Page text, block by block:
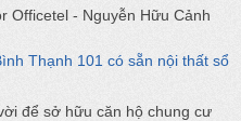
Officetel - Nguyễn Hữu Cảnh
Thạnh 101 có sẵn nội thất sổ
để sở hữu căn hộ chung cư